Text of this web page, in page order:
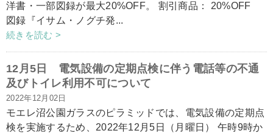
洋書・一部図録が最大20%OFF。 割引商品： 20%OFF
図録『イサム・ノグチ発...
続きを読む >
12月5日 電気設備の定期点検に伴う電話等の不通
及びトイレ利用不可について
2022年12月02日
モエレ沼公園ガラスのピラミッドでは、電気設備の定期点
検を実施するため、2022年12月5日（月曜日） 午時9時か